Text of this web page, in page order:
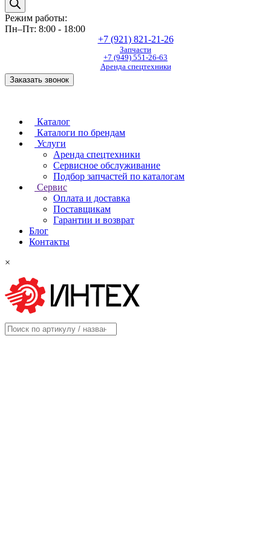
Режим работы:
Пн–Пт: 8:00 - 18:00
+7 (921) 821-21-26
Запчасти
+7 (949) 551-26-63
Аренда спецтехники
Заказать звонок
Каталог
Каталоги по брендам
Услуги
Аренда спецтехники
Сервисное обслуживание
Подбор запчастей по каталогам
Сервис
Оплата и доставка
Поставщикам
Гарантии и возврат
Блог
Контакты
×